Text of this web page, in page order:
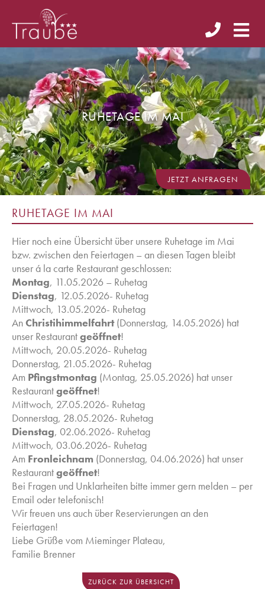
RUHETAGE IM MAI
JETZT ANFRAGEN
RUHETAGE IM MAI
Hier noch eine Übersicht über unsere Ruhetage im Mai
bzw. zwischen den Feiertagen – an diesen Tagen bleibt
unser á la carte Restaurant geschlossen:
Montag, 11.05.2026 – Ruhetag
Dienstag, 12.05.2026- Ruhetag
Mittwoch, 13.05.2026- Ruhetag
AnChristihimmelfahrt(Donnerstag, 14.05.2026) hat
unser Restaurantgeöffnet!
Mittwoch, 20.05.2026- Ruhetag
Donnerstag, 21.05.2026- Ruhetag
Am Pfingstmontag (Montag, 25.05.2026) hat unser
Restaurantgeöffnet!
Mittwoch, 27.05.2026- Ruhetag
Donnerstag, 28.05.2026- Ruhetag
Dienstag, 02.06.2026- Ruhetag
Mittwoch, 03.06.2026- Ruhetag
Am Fronleichnam (Donnerstag, 04.06.2026) hat unser
Restaurantgeöffnet!
Bei Fragen und Unklarheiten bitte immer gern melden – per
Email oder telefonisch!
Wir freuen uns auch über Reservierungen an den
Feiertagen!
Liebe Grüße vom Mieminger Plateau,
Familie Brenner
ZURÜCK ZUR ÜBERSICHT